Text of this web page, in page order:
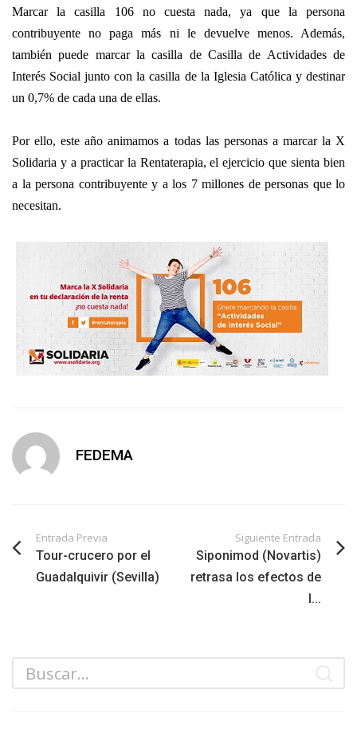
Marcar la casilla 106 no cuesta nada, ya que la persona
contribuyente no paga más ni le devuelve menos. Además,
también puede marcar la casilla de Casilla de Actividades de
Interés Social junto con la casilla de la Iglesia Católica y destinar
un 0,7% de cada una de ellas.
Por ello, este año animamos a todas las personas a marcar la X
Solidaria y a practicar la Rentaterapia, el ejercicio que sienta bien
a la persona contribuyente y a los 7 millones de personas que lo
necesitan.
FEDEMA
Entrada Previa
Tour-crucero por el
Guadalquivir (Sevilla)
Siguiente Entrada
Siponimod (Novartis)
retrasa los efectos de
l...